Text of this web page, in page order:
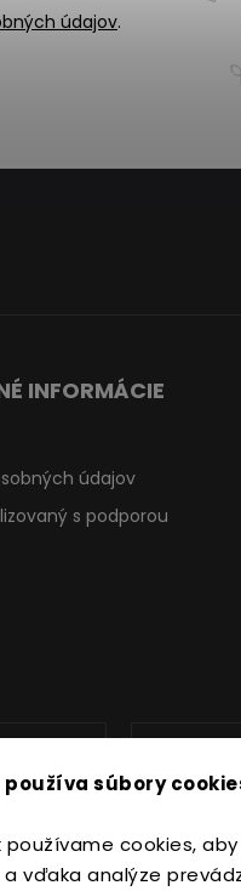
súbory
používame cookies,
vďaka analýze
údajov.
INFORMÁCIE
údajov
s podporou